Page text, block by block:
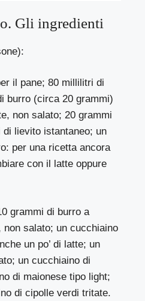
Gli ingredienti
il pane; 80 millilitri di
burro (circa 20 grammi)
non salato; 20 grammi
lievito istantaneo; un
per una ricetta ancora
con il latte oppure
grammi di burro a
non salato; un cucchiaino
un po’ di latte; un
un cucchiaino di
di maionese tipo light;
di cipolle verdi tritate.